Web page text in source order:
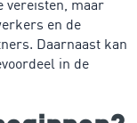
vereisten, maar
en de
Daarnaast kan
in de